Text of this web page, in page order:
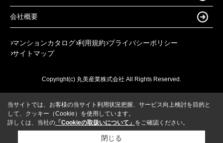
会社概要
マンションカタログ 利用規約 プライバシーポリシー
サイトマップ
Copyright(c) 丸美産業株式会社 All Rights Reserved.
当サイトでは、お客様の当サイト利用状況把握、サービス向上検討を目的と
して、クッキー（Cookie）を使用しています。
詳しくは、当社の 「Cookieの取扱いについて」 をご確認ください。
閉じる